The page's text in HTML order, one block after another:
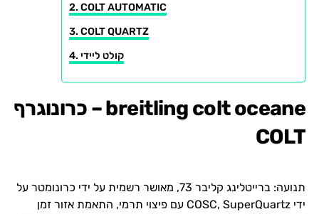
COLT AUTOMATIC
COLT QUARTZ
קולט ליידי
breitling colt oceane – כרונוגרף
COLT
תנועה: ברייטלינג קליבר 73, מאושר רשמית על ידי כרונומטר על
ידי COSC, SuperQuartz עם פיצוי תרמי, התאמת אזור זמן